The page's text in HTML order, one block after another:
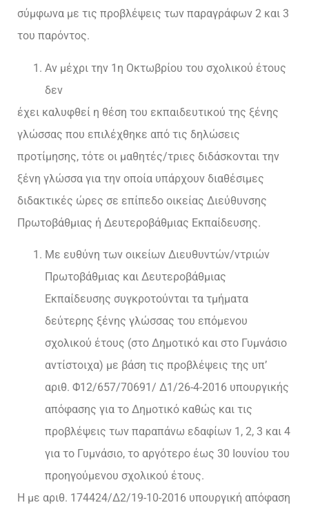
σύμφωνα με τις προβλέψεις των παραγράφων 2 και 3
του παρόντος.
Αν μέχρι την 1η Οκτωβρίου του σχολικού έτους
δεν
έχει καλυφθεί η θέση του εκπαιδευτικού της ξένης
γλώσσας που επιλέχθηκε από τις δηλώσεις
προτίμησης, τότε οι μαθητές/τριες διδάσκονται την
ξένη γλώσσα για την οποία υπάρχουν διαθέσιμες
διδακτικές ώρες σε επίπεδο οικείας Διεύθυνσης
Πρωτοβάθμιας ή Δευτεροβάθμιας Εκπαίδευσης.
Με ευθύνη των οικείων Διευθυντών/ντριών
Πρωτοβάθμιας και Δευτεροβάθμιας
Εκπαίδευσης συγκροτούνται τα τμήματα
δεύτερης ξένης γλώσσας του επόμενου
σχολικού έτους (στο Δημοτικό και στο Γυμνάσιο
αντίστοιχα) με βάση τις προβλέψεις της υπ’
αριθ. Φ12/657/70691/ Δ1/26-4-2016 υπουργικής
απόφασης για το Δημοτικό καθώς και τις
προβλέψεις των παραπάνω εδαφίων 1, 2, 3 και 4
για το Γυμνάσιο, το αργότερο έως 30 Ιουνίου του
προηγούμενου σχολικού έτους.
Η με αριθ. 174424/Δ2/19-10-2016 υπουργική απόφαση